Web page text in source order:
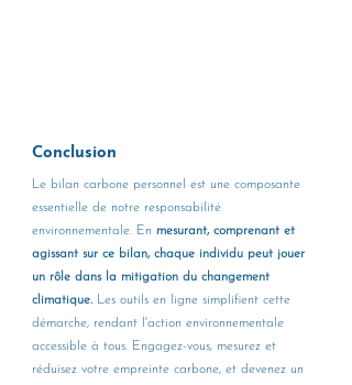
Conclusion
Le bilan carbone personnel est une composante
essentielle de notre responsabilité
environnementale. En mesurant, comprenant et
agissant sur ce bilan, chaque individu peut jouer
un rôle dans la mitigation du changement
climatique. Les outils en ligne simplifient cette
démarche, rendant l'action environnementale
accessible à tous. Engagez-vous, mesurez et
réduisez votre empreinte carbone, et devenez un